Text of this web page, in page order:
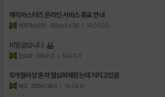
매직마스터즈 온라인 서비스 종료 안내
매직마스터즈 조회수:1,438 | 14.05.05
비밀글입니다.
전소화 조회수:3 | 14.04.11
6개월이상 혼자 열심히해왔는데 지치고있음
싸조 조회수:384 | 14.04.10